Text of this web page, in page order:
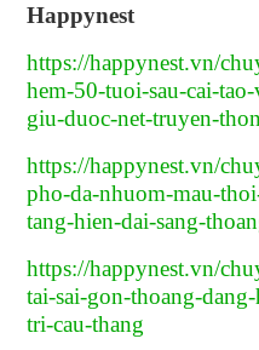
Happynest
https://happynest.vn/
hem-50-tuoi-sau-cai-
giu-duoc-net-truyen-
https://happynest.vn/
pho-da-nhuom-mau-
tang-hien-dai-sang-
https://happynest.vn/
tai-sai-gon-thoang-
tri-cau-thang